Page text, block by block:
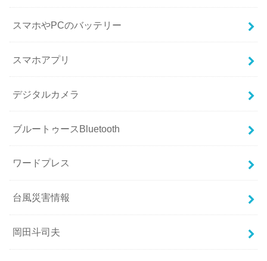
スマホやPCのバッテリー
スマホアプリ
デジタルカメラ
ブルートゥースBluetooth
ワードプレス
台風災害情報
岡田斗司夫